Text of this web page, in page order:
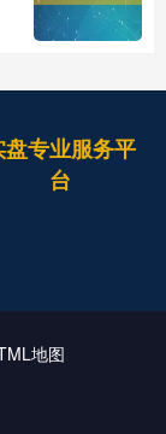
盘专业服务平
台
地图